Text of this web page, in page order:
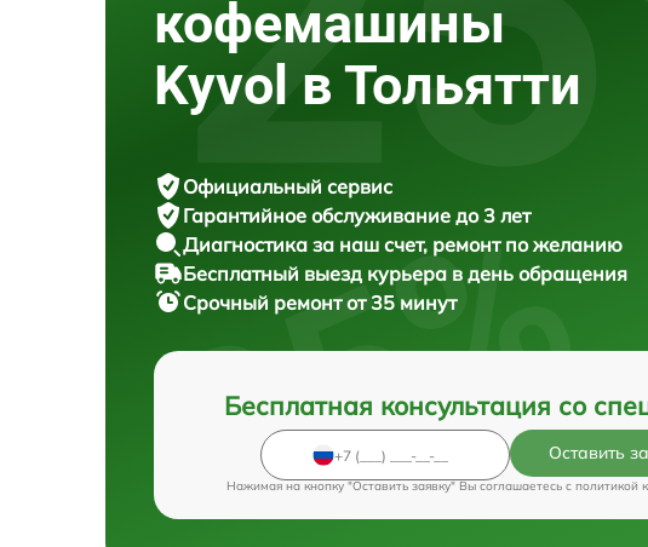
кофемашины
Kyvol в Тольятти
Официальный сервис
Гарантийное обслуживание до 3 лет
Диагностика за наш счет, ремонт по желанию
Бесплатный выезд курьера в день обращения
Срочный ремонтот 35 минут
Бесплатная консультация со
Оставить
Нажимая на кнопку "Оставить заявку" Вы соглашаетесь c политикой